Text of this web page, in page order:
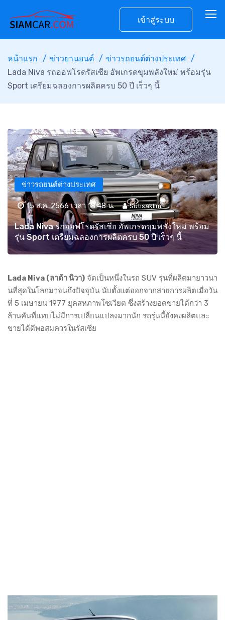
เข้าสู่ระบบ
หน้าแรก ข่าวยานยนต์
ข่าวรถยนต์ต่างประเทศ
Lada Niva รถออฟโรดรัสเซีย อัพเกรดขุมพลังใหม่ พร้อมรุ่น
Sport เตรียมฉลองการผลิตครบ 50 ปี เร็วๆ นี้
ข่าวรถยนต์ต่างประเทศ
15 ส.ค. 2566 เวลา 18:48 น. Sutisaklim
Lada Niva รถออฟโรดรัสเซีย อัพเกรดขุมพลังใหม่ พร้อม
รุ่น Sport เตรียมฉลองการผลิตครบ 50 ปี เร็วๆ นี้
Lada Niva (ลาด้า นิวา) จัดเป็นหนึ่งในรถ SUV รุ่นที่ผลิตมายาวนา
นที่สุดในโลกมาจนถึงปัจจุบัน นับตั้งแต่ออกจากสายการผลิตเมื่อวัน
ที่ 5 เมษายน 1977 ยุคสหภาพโซเวียต ซึ่งสร้างยอดขายได้กว่า 3
ล้านคันที่แทบไม่มีการเปลี่ยนแปลงมากนัก รถรุ่นนี้ยังคงผลิตและ
ขายได้ดีพอสมควรในรัสเซีย